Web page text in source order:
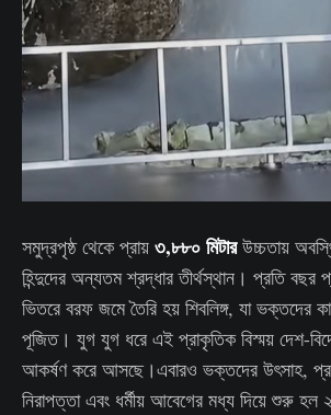
সমুদ্রপৃষ্ঠ থেকে প্রায় ৩,৮৮০ মিটারউচ্চতায়
হিন্দুদের অন্যতম শ্রদ্ধার তীর্থস্থান। প্রতি বছর
ভিতরে বরফ জমে তৈরি হয় শিবলিঙ্গ, যা ভক্তদের
পূজিত। যুগ যুগ ধরে এই প্রাকৃতিক বিস্ময় দেশ-
আকর্ষণ করে আসছে।এবারও ভক্তদের উৎসাহ,
নিরাপত্তা এবং ধর্মীয় আবেগের মধ্য দিয়ে শুরু